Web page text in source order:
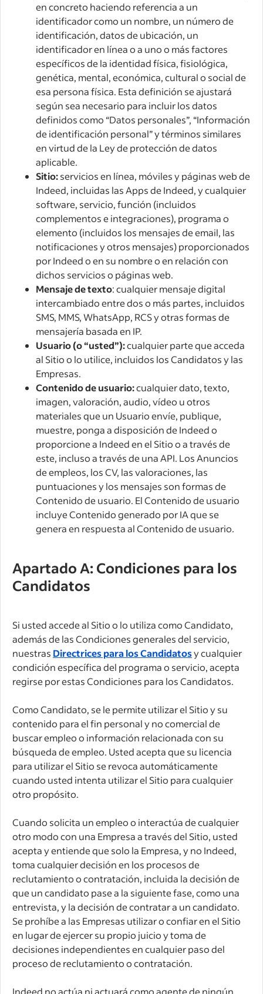
en concreto haciendo referencia a un
identificador como un nombre, un número de
identificación, datos de ubicación, un
identificador en línea o a uno o más factores
específicos de la identidad física, fisiológica,
genética, mental, económica, cultural o social de
esa persona física. Esta definición se ajustará
según sea necesario para incluir los datos
definidos como “Datos personales”, “Información
de identificación personal” y términos similares
en virtud de la Ley de protección de datos
aplicable.
Sitio:servicios en línea, móviles y páginas web de
Indeed, incluidas las Apps de Indeed, y cualquier
software, servicio, función (incluidos
complementos e integraciones), programa o
elemento (incluidos los mensajes de email, las
notificaciones y otros mensajes) proporcionados
por Indeed o en su nombre o en relación con
dichos servicios o páginas web.
Mensaje de texto: cualquier mensaje digital
intercambiado entre dos o más partes, incluidos
SMS, MMS, WhatsApp, RCS y otras formas de
mensajería basada en IP.
Usuario (o “usted”):cualquier parte que acceda
al Sitio o lo utilice, incluidos los Candidatos y las
Empresas.
Contenido de usuario:cualquier dato, texto,
imagen, valoración, audio, vídeo u otros
materiales que un Usuario envíe, publique,
muestre, ponga a disposición de Indeed o
proporcione a Indeed en el Sitio o a través de
este, incluso a través de una API. Los Anuncios
de empleos, los CV, las valoraciones, las
puntuaciones y los mensajes son formas de
Contenido de usuario. El Contenido de usuario
incluye Contenido generado por IA que se
genera en respuesta al Contenido de usuario.
Apartado A: Condiciones para los
Candidatos
Si usted accede al Sitio o lo utiliza como Candidato,
además de las Condiciones generales del servicio,
nuestras Directrices para los Candidatosy cualquier
condición específica del programa o servicio, acepta
regirse por estas Condiciones para los Candidatos.
Como Candidato, se le permite utilizar el Sitio y su
contenido para el fin personal y no comercial de
buscar empleo o información relacionada con su
búsqueda de empleo. Usted acepta que su licencia
para utilizar el Sitio se revoca automáticamente
cuando usted intenta utilizar el Sitio para cualquier
otro propósito.
Cuando solicita un empleo o interactúa de cualquier
otro modo con una Empresa a través del Sitio, usted
acepta y entiende que solo la Empresa, y no Indeed,
toma cualquier decisión en los procesos de
reclutamiento o contratación, incluida la decisión de
que un candidato pase a la siguiente fase, como una
entrevista, y la decisión de contratar a un candidato.
Se prohíbe a las Empresas utilizar o confiar en el Sitio
en lugar de ejercer su propio juicio y toma de
decisiones independientes en cualquier paso del
proceso de reclutamiento o contratación.
Indeed no actúa ni actuará como agente de ningún